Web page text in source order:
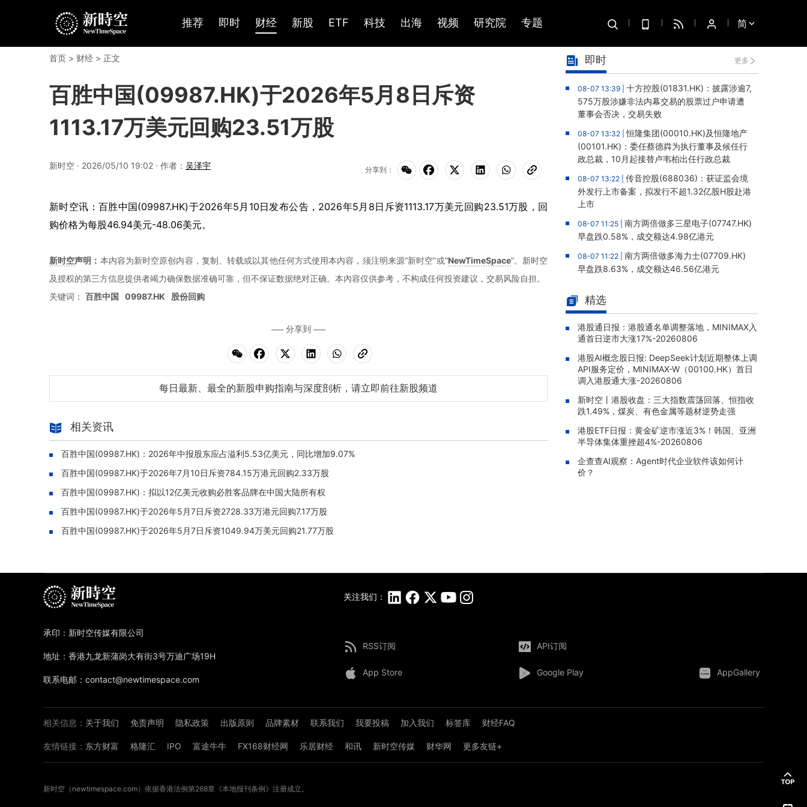
推荐 即时 财经 新股 ETF 科技 出海 视频 研究院 专题 简
首页 > 财经 > 正文
百胜中国(09987.HK)于2026年5月8日斥资
1113.17万美元回购23.51万股
新时空 · 2026/05/10 19:02 · 作者： 吴泽宇 分享到：
新时空讯：百胜中国(09987.HK)于2026年5月10日发布公告，2026年5月8日斥资1113.17万美元回购23.51万股，回
购价格为每股46.94美元-48.06美元。
新时空声明： 本内容为新时空原创内容，复制、转载或以其他任何方式使用本内容，须注明来源“新时空”或“NewTimeSpace”。新时空
及授权的第三方信息提供者竭力确保数据准确可靠，但不保证数据绝对正确。本內容仅供参考，不构成任何投资建议，交易风险自担。
关键词： 百胜中国 09987.HK 股份回购
分享到
每日最新、最全的新股申购指南与深度剖析，请立即前往新股频道
相关资讯
百胜中国(09987.HK)：2026年中报股东应占溢利5.53亿美元，同比增加9.07%
百胜中国(09987.HK)于2026年7月10日斥资784.15万港元回购2.33万股
百胜中国(09987.HK)：拟以12亿美元收购必胜客品牌在中国大陆所有权
百胜中国(09987.HK)于2026年5月7日斥资2728.33万港元回购7.17万股
百胜中国(09987.HK)于2026年5月7日斥资1049.94万美元回购21.77万股
即时 更多
08-07 13:39 | 十方控股(01831.HK)：披露涉逾7,
575万股涉嫌非法内幕交易的股票过户申请遭
董事会否决，交易失败
08-07 13:32 |恒隆集团(00010.HK)及恒隆地产
(00101.HK)：委任蔡德粦为执行董事及候任行
政总裁，10月起接替卢韦柏出任行政总裁
08-07 13:22 | 传音控股(688036)：获证监会境
外发行上市备案，拟发行不超1.32亿股H股赴港
上市
08-07 11:25 | 南方两倍做多三星电子(07747.HK)
早盘跌0.58%，成交额达4.98亿港元
08-07 11:22 | 南方两倍做多海力士(07709.HK)
早盘跌8.63%，成交额达46.56亿港元
3%，成交额达706.11万港元
08-07 11:00 |
2.28%，成交额达4128.17万港元
08-07 10:55 |GlobalX中国生物科技(02820.HK)
早盘涨2.65%，成交额达169.11万港元
08-07 10:50 |X南方中创业-R(83147.HK)早盘涨
1.71%，成交额达255.4万元人民币
08-07 10:26 | 南方恒生生科(03174.HK)早盘涨1.
80%，成交额达358.55万港元
精选
港股通日报：港股通名单调整落地，MINIMAX入
通首日逆市大涨17%-20260806
港股AI概念股日报: DeepSeek计划近期整体上调
API服务定价，MINIMAX-W（00100.HK）首日
调入港股通大涨-20260806
新时空丨港股收盘：三大指数震荡回落、恒指收
跌1.49%，煤炭、有色金属等题材逆势走强
港股ETF日报：黄金矿逆市涨近3%！韩国、亚洲
半导体集体重挫超4%-20260806
企查查AI观察：Agent时代企业软件该如何计
价？
关注我们：
RSS订阅 API订阅
App Store Google Play AppGallery
相关信息： 关于我们 免责声明 隐私政策 出版原则 品牌素材 联系我们 我要投稿 加入我们 标签库 财经FAQ
友情链接： 东方财富 格隆汇 IPO 富途牛牛 FX168财经网 乐居财经 和讯 新时空传媒 财华网 更多友链+
承印：新时空传媒有限公司
地址：香港九龙新蒲岗大有街3号万迪广场19H
联系电邮：contact@newtimespace.com
新时空（ newtimespace.com）依据香港法例第268章《本地报刊条例》注册成立。